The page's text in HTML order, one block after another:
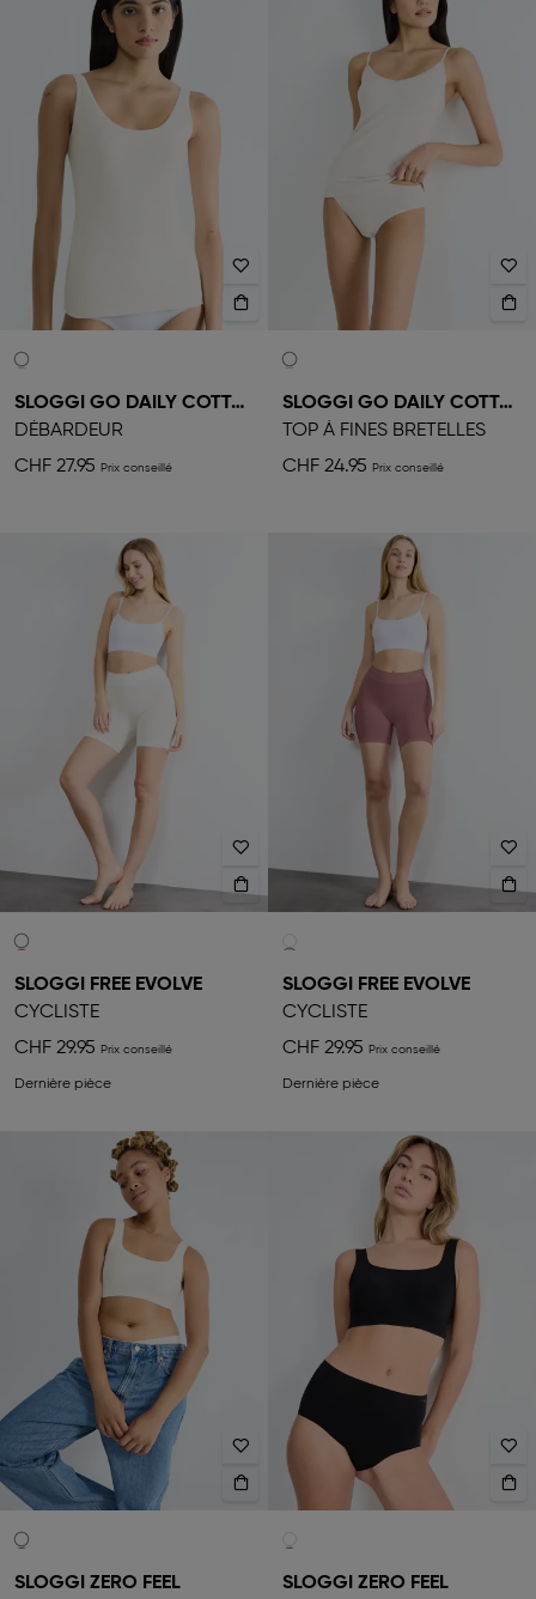
SLOGGI GO DAILY COTTON
DÉBARDEUR
CHF 27.95
SLOGGI GO DAILY COTTON
TOP À FINES BRETELLES
CHF 24.95
SLOGGI FREE EVOLVE
CYCLISTE
CHF 29.95
Dernière pièce
SLOGGI FREE EVOLVE
CYCLISTE
CHF 29.95
Dernière pièce
SLOGGI ZERO FEEL
SLOGGI ZERO FEEL